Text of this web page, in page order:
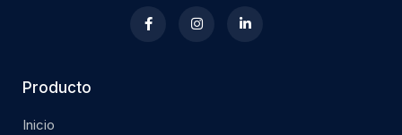
Producto
Inicio